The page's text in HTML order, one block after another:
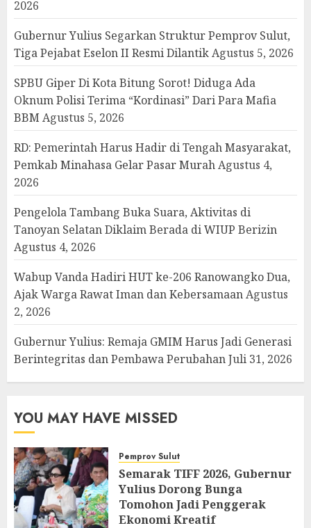
2026
Gubernur Yulius Segarkan Struktur Pemprov Sulut,
Tiga Pejabat Eselon II Resmi DilantikAgustus 5, 2026
SPBU Giper Di Kota Bitung Sorot! Diduga Ada
Oknum Polisi Terima “Kordinasi” Dari Para Mafia
BBM Agustus 5, 2026
RD: Pemerintah Harus Hadir di Tengah Masyarakat,
Pemkab Minahasa Gelar Pasar MurahAgustus 4,
2026
Pengelola Tambang Buka Suara, Aktivitas di
Tanoyan Selatan Diklaim Berada di WIUP Berizin
Agustus 4, 2026
Wabup Vanda Hadiri HUT ke-206 Ranowangko Dua,
Ajak Warga Rawat Iman dan KebersamaanAgustus
2, 2026
Gubernur Yulius: Remaja GMIM Harus Jadi Generasi
Berintegritas dan Pembawa PerubahanJuli 31, 2026
YOU MAY HAVE MISSED
Pemprov Sulut
Semarak TIFF 2026, Gubernur
Yulius Dorong Bunga
Tomohon Jadi Penggerak
Ekonomi Kreatif